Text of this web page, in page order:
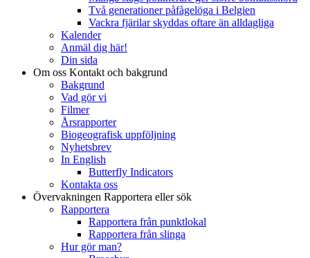
Två generationer påfågelöga i Belgien
Vackra fjärilar skyddas oftare än alldagliga
Kalender
Anmäl dig här!
Din sida
Om oss Kontakt och bakgrund
Bakgrund
Vad gör vi
Filmer
Årsrapporter
Biogeografisk uppföljning
Nyhetsbrev
In English
Butterfly Indicators
Kontakta oss
Övervakningen Rapportera eller sök
Rapportera
Rapportera från punktlokal
Rapportera från slinga
Hur gör man?